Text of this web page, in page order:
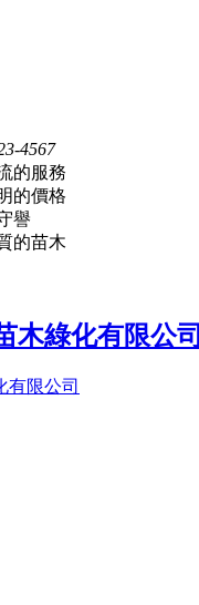
4567
的服務
的價格
譽
的苗木
木綠化有限公司